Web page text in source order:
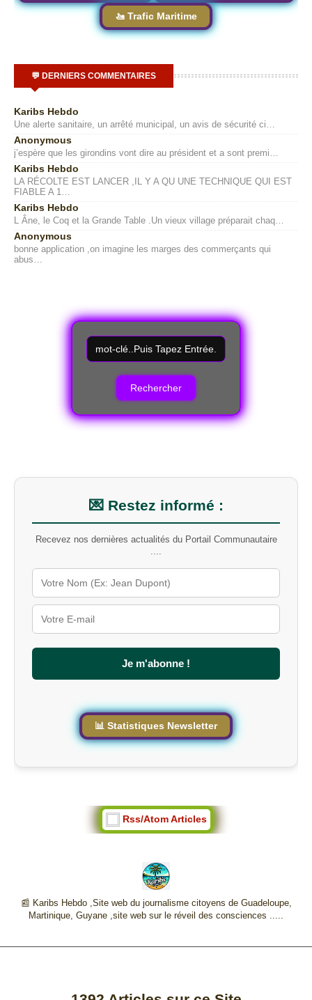
🚤 Trafic Maritime
💬 DERNIERS COMMENTAIRES
Karibs Hebdo
Une alerte sanitaire, un arrêté municipal, un avis de sécurité ci…
Anonymous
j’espère que les girondins vont dire au président et a sont premi…
Karibs Hebdo
LA RÉCOLTE EST LANCER ,IL Y A QU UNE TECHNIQUE QUI EST
FIABLE A 1…
Karibs Hebdo
L Âne, le Coq et la Grande Table .Un vieux village préparait chaq…
Anonymous
bonne application ,on imagine les marges des commerçants qui
abus…
R
e
c
m
o
t
-
l
é
u
r
l
e
💌 Restez informé :
Recevez nos dernières actualités du Portail Communautaire
....
Je m'abonne !
📊 Statistiques Newsletter
Rss/Atom Articles
📰 Karibs Hebdo ,Site web du journalisme citoyens de Guadeloupe,
Martinique, Guyane ,site web sur le réveil des consciences .....